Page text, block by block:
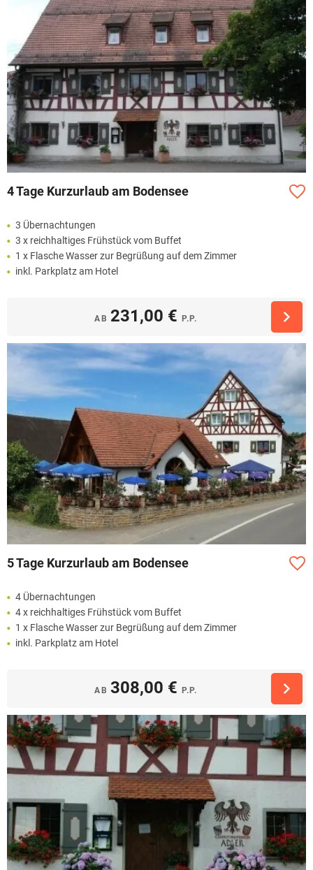
4 Tage Kurzurlaub am Bodensee
3 Übernachtungen
3 x reichhaltiges Frühstück vom Buffet
1 x Flasche Wasser zur Begrüßung auf dem Zimmer
inkl. Parkplatz am Hotel
AB 231,00 € P.P.
5 Tage Kurzurlaub am Bodensee
4 Übernachtungen
4 x reichhaltiges Frühstück vom Buffet
1 x Flasche Wasser zur Begrüßung auf dem Zimmer
inkl. Parkplatz am Hotel
AB 308,00 € P.P.